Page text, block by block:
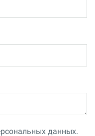
данных.